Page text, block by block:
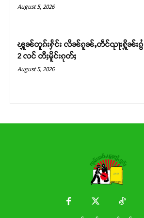
August 5, 2026
ၾူၼ်တူၵ်းႁႅင်း လိၼ်ၵူၼ်ႇတဵင်ၺႃးႁိူၼ်းၵွႆ
2 လင် တီႈမိူင်းၵုတ်ႈ
August 5, 2026